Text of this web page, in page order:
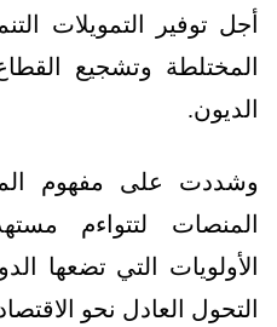
أجل توفير التمويلات
المختلطة وتشجيع
الديون.
وشددت على مفهوم
المنصات لتتواءم
الأولويات التي تضعها
التحول العادل نحو